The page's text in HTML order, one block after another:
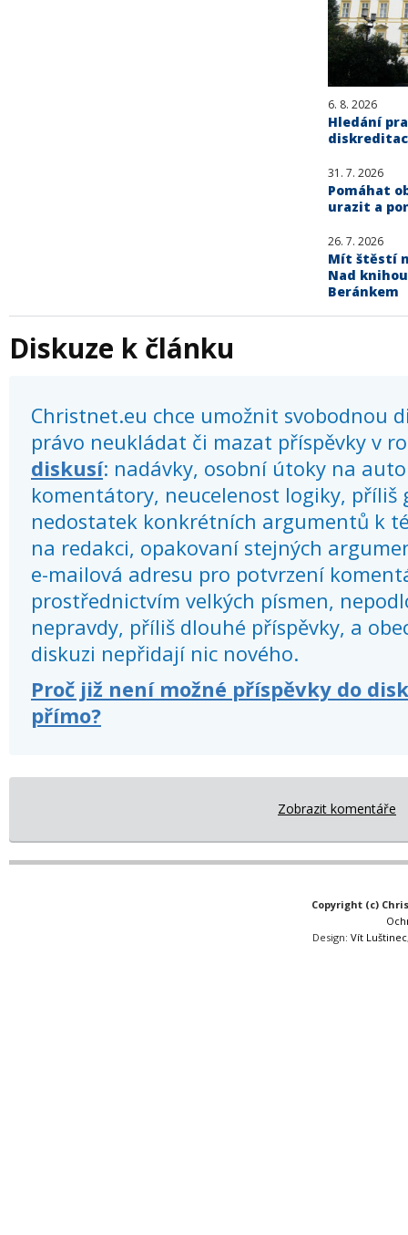
6. 8. 2026
Hledání
31. 7. 2026
Pomáhat
urazit a
26. 7. 2026
Mít štěstí
Nad
Beránkem
Diskuze k článku
Christnet.eu chce umožnit svobodnou
právo neukládat či mazat příspěvky v
diskusí: nadávky, osobní útoky na
komentátory, neucelenost logiky, příliš
nedostatek konkrétních argumentů k
na redakci, opakovaní stejných
e-mailová adresu pro potvrzení
prostřednictvím velkých písmen,
nepravdy, příliš dlouhé příspěvky, a
diskuzi nepřidají nic nového.
Proč již není možné příspěvky do
přímo?
Zobrazit komentáře
Copyright (c)
Design:Vít Luštinec